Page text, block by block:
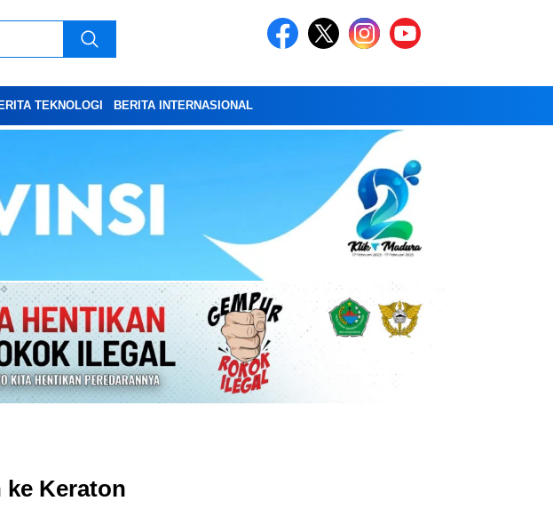
TEKNOLOGI BERITA INTERNASIONAL
ke Keraton